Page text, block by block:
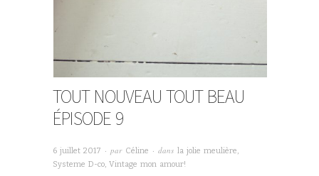
TOUT NOUVEAU TOUT BEAU
ÉPISODE 9
6 juillet 2017 · par Céline · dans la jolie meulière,
Systeme D-co, Vintage mon amour!